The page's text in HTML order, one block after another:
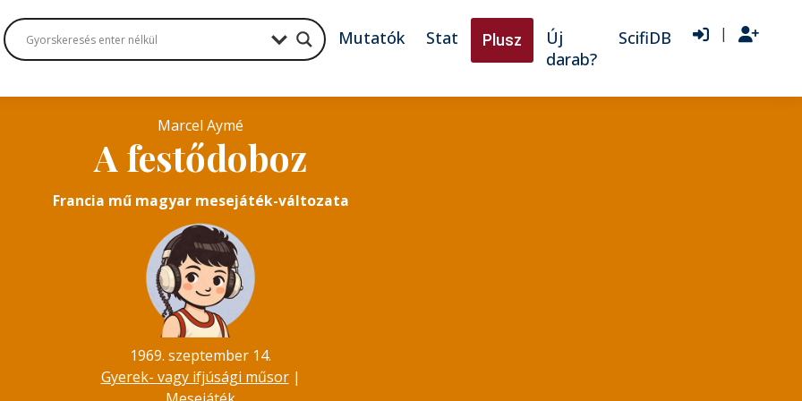
Mutatók Stat Plusz
Új
darab?
ScifiDB |
Marcel Aymé
A festődoboz
Francia mű magyar mesejáték-változata
1969. szeptember 14.
Gyerek- vagy ifjúsági műsor|